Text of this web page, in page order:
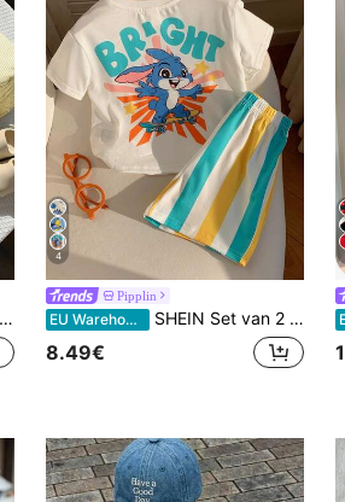
4
Pipplin
EU Warehouse SHEIN Set van 2 stuks: schattig gebreid T-shirt met korte mouwen en cartoonprint voor babyjongens/meisjes, en bijpassende shorts met elastische tailleband. Een schattige zomeroutfit met cartoonprint, een gestreepte set voor baby's en peuters.
8.49€